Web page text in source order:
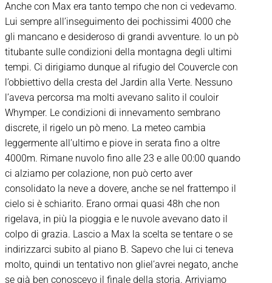
Anche con Max era tanto tempo che non ci vedevamo.
Lui sempre all’inseguimento dei pochissimi 4000 che
gli mancano e desideroso di grandi avventure. Io un pò
titubante sulle condizioni della montagna degli ultimi
tempi. Ci dirigiamo dunque al rifugio del Couvercle con
l’obbiettivo della cresta del Jardin alla Verte. Nessuno
l’aveva percorsa ma molti avevano salito il couloir
Whymper. Le condizioni di innevamento sembrano
discrete, il rigelo un pò meno. La meteo cambia
leggermente all’ultimo e piove in serata fino a oltre
4000m. Rimane nuvolo fino alle 23 e alle 00:00 quando
ci alziamo per colazione, non può certo aver
consolidato la neve a dovere, anche se nel frattempo il
cielo si è schiarito. Erano ormai quasi 48h che non
rigelava, in più la pioggia e le nuvole avevano dato il
colpo di grazia. Lascio a Max la scelta se tentare o se
indirizzarci subito al piano B. Sapevo che lui ci teneva
molto, quindi un tentativo non gliel’avrei negato, anche
se già ben conoscevo il finale della storia. Arriviamo